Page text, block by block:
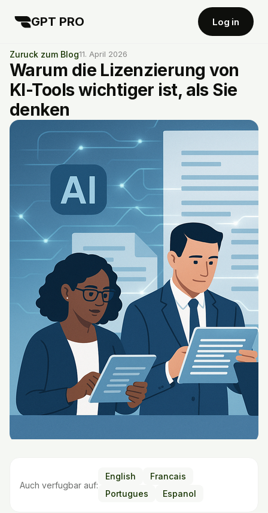
GPT PRO Log in
Zuruck zum Blog11. April 2026
Warum die Lizenzierung von
KI-Tools wichtiger ist, als Sie
denken
Auch verfugbar auf:
English
Francais
Portugues
Espanol